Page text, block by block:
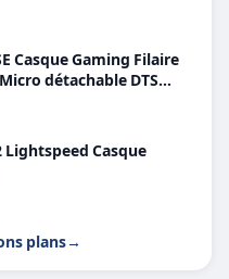
Casque Gaming Filaire
détachable DTS
Lightspeed Casque
plans→